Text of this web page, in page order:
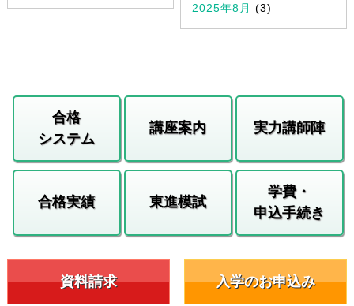
2025年8月 (3)
合格
システム
講座案内 実力講師陣
合格実績 東進模試
学費・
申込手続き
資料請求 入学のお申込み